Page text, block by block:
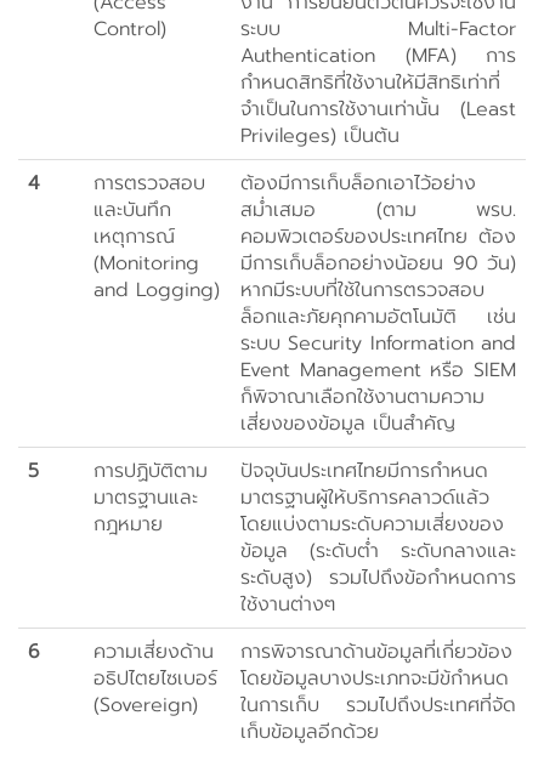
Control)
ระบบ Multi-Factor
Authentication (MFA) การ
กำหนดสิทธิที่ใช้งานให้มีสิทธิเท่าที่
จำเป็นในการใช้งานเท่านั้น (Least
Privileges) เป็นต้น
4
การตรวจสอบ
และบันทึก
เหตุการณ์
(Monitoring
and Logging)
ต้องมีการเก็บล็อกเอาไว้อย่าง
สม่ำเสมอ (ตาม พรบ.
คอมพิวเตอร์ของประเทศไทย ต้อง
มีการเก็บล็อกอย่างน้อยน 90 วัน)
หากมีระบบที่ใช้ในการตรวจสอบ
ล็อกและภัยคุกคามอัตโนมัติ เช่น
ระบบ Security Information and
Event Management หรือ SIEM
ก็พิจาณาเลือกใช้งานตามความ
เสี่ยงของข้อมูล เป็นสำคัญ
5
การปฏิบัติตาม
มาตรฐานและ
กฎหมาย
ปัจจุบันประเทศไทยมีการกำหนด
มาตรฐานผู้ให้บริการคลาวด์แล้ว
โดยแบ่งตามระดับความเสี่ยงของ
ข้อมูล (ระดับต่ำ ระดับกลางและ
ระดับสูง) รวมไปถึงข้อกำหนดการ
ใช้งานต่างๆ
6
ความเสี่ยงด้าน
อธิปไตยไซเบอร์
(Sovereign)
การพิจารณาด้านข้อมูลที่เกี่ยวข้อง
โดยข้อมูลบางประเภทจะมีข้กำหนด
ในการเก็บ รวมไปถึงประเทศที่จัด
เก็บข้อมูลอีกด้วย